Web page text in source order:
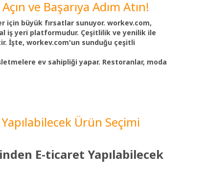
ve Başarıya Adım Atın!
için büyük fırsatlar sunuyor. workev.com,
iş yeri platformudur. Çeşitlilik ve yenilik ile
İşte, workev.com'un sunduğu çeşitli
ev sahipliği yapar. Restoranlar, moda
Ürün Seçimi
E-ticaret Yapılabilecek